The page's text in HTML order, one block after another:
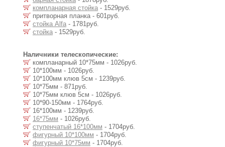
компланарная стойка - 1529руб.
притворная планка - 601руб.
стойка Alfa - 1781руб.
стойка - 1529руб.
Наличники телескопические:
компланарный 10*75мм - 1026руб.
10*100мм - 1026руб.
10*100мм клюв 5см - 1239руб.
10*75мм - 871руб.
10*75мм клюв 5см - 1026руб.
10*90-150мм - 1764руб.
16*100мм - 1239руб.
16*75мм - 1026руб.
ступенчатый 16*100мм - 1704руб.
фигурный 10*100мм - 1704руб.
фигурный 10*75мм - 1704руб.